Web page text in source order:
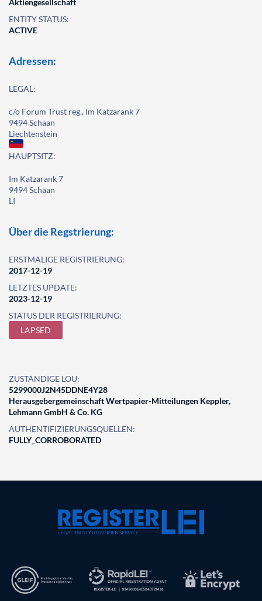
Aktiengesellschaft
ENTITY STATUS:
ACTIVE
Adressen:
LEGAL:
c/o Forum Trust reg., Im Katzarank 7
9494 Schaan
Liechtenstein
HAUPTSITZ:
Im Katzarank 7
9494 Schaan
LI
Über die Regstrierung:
ERSTMALIGE REGISTRIERUNG:
2017-12-19
LETZTES UPDATE:
2023-12-19
STATUS DER REGISTRIERUNG:
LAPSED
ZUSTÄNDIGE LOU:
5299000J2N45DDNE4Y28
Herausgebergemeinschaft Wertpapier-Mitteilungen Keppler,
Lehmann GmbH & Co. KG
AUTHENTIFIZIERUNGSQUELLEN:
FULLY_CORROBORATED